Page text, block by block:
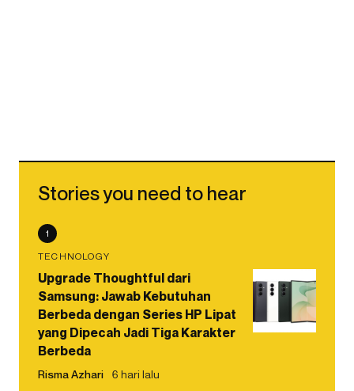
Stories you need to hear
1
TECHNOLOGY
Upgrade Thoughtful dari
Samsung: Jawab Kebutuhan
Berbeda dengan Series HP Lipat
yang Dipecah Jadi Tiga Karakter
Berbeda
Risma Azhari 6 hari lalu